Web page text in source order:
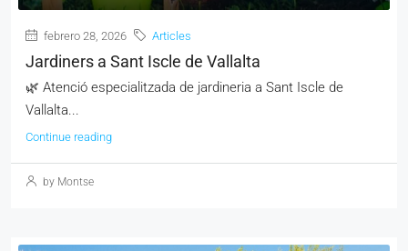
febrero 28, 2026 Articles
Jardiners a Sant Iscle de Vallalta
🌿 Atenció especialitzada de jardineria a Sant Iscle de
Vallalta...
Continue reading
by Montse